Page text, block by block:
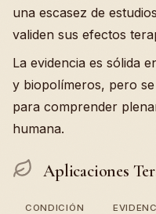
una escasez de
validen sus efectos
La evidencia es sólida
y biopolímeros, pero
para comprender
humana.
Aplicaciones
CONDICIÓN